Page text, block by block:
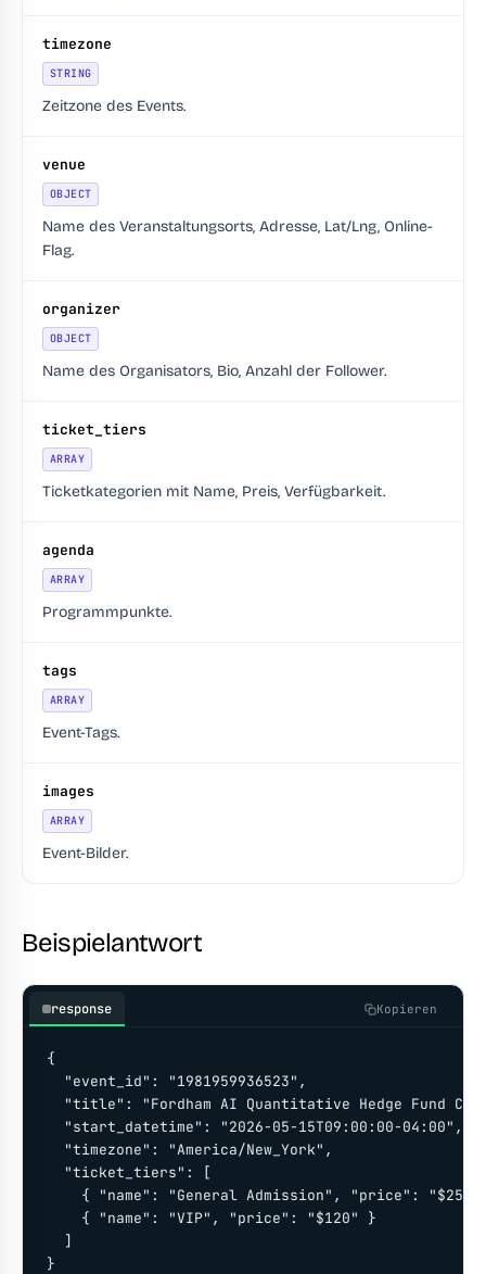
timezone
STRING
Zeitzone des Events.
venue
OBJECT
Name des Veranstaltungsorts, Adresse, Lat/Lng, Online-
Flag.
organizer
OBJECT
Name des Organisators, Bio, Anzahl der Follower.
ticket_tiers
ARRAY
Ticketkategorien mit Name, Preis, Verfügbarkeit.
agenda
ARRAY
Programmpunkte.
tags
ARRAY
Event-Tags.
images
ARRAY
Event-Bilder.
Beispielantwort
response Kopieren
{
  "event_id": "1981959936523",
"title": "Fordham AI Quantitative Hedge Fund
  "start_datetime": "2026-05-15T09:00:00-04:00",
  "timezone": "America/New_York",
  "ticket_tiers": [
{ "name": "General Admission", "price": "$25"
    { "name": "VIP", "price": "$120" }
  ]
}